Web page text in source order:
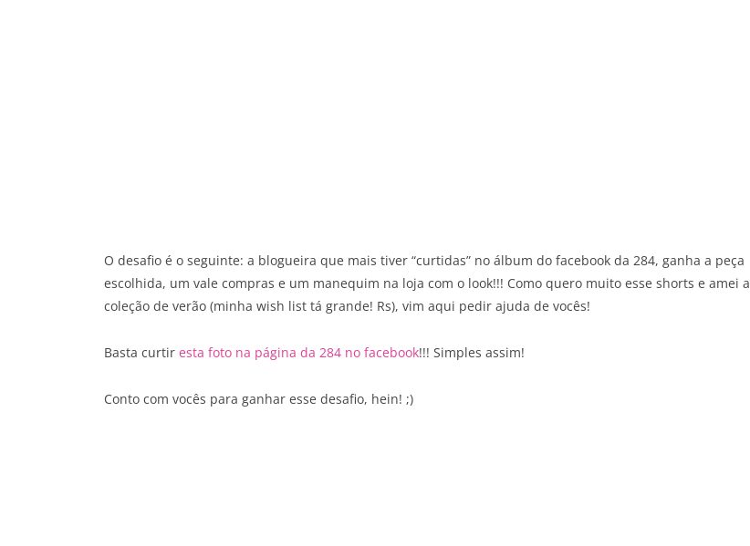
O desafio é o seguinte: a blogueira que mais tiver “curtidas” no álbum do facebook da 284, ganha a peça
escolhida, um vale compras e um manequim na loja com o look!!! Como quero muito esse shorts e amei a
coleção de verão (minha wish list tá grande! Rs), vim aqui pedir ajuda de vocês!
Basta curtir esta foto na página da 284 no facebook!!! Simples assim!
Conto com vocês para ganhar esse desafio, hein! ;)